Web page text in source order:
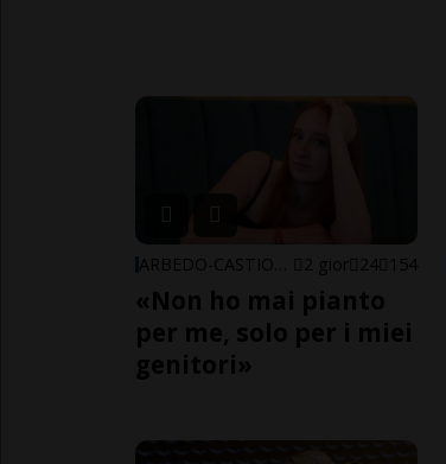
2 gior 24 154
«Non ho mai pianto
per me, solo per i miei
genitori»